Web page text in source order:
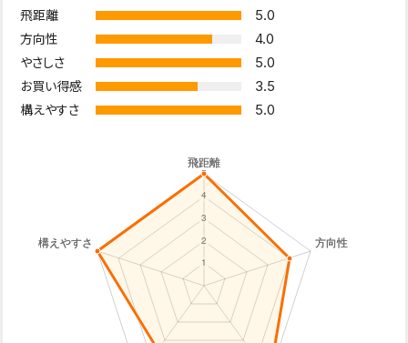
飛距離 5.0
方向性 4.0
やさしさ 5.0
お買い得感 3.5
構えやすさ 5.0